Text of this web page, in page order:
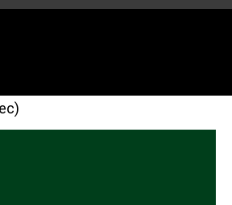
Система охлаждения